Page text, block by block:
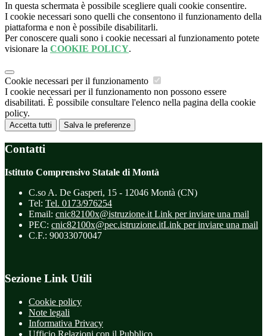
In questa schermata è possibile scegliere quali cookie consentire.
I cookie necessari sono quelli che consentono il funzionamento della
piattaforma e non è possibile disabilitarli.
Per conoscere quali sono i cookie necessari al funzionamento potete
visionare la COOKIE POLICY.
Cookie necessari per il funzionamento
I cookie necessari per il funzionamento non possono essere
disabilitati. È possibile consultare l'elenco nella pagina della cookie
policy.
Accetta tutti Salva le preferenze
Contatti
Istituto Comprensivo Statale di Montà
C.so A. De Gasperi, 15 - 12046 Montà (CN)
Tel: Tel. 0173/976254
Email: cnic82100x@istruzione.it Link per inviare una mail
PEC: cnic82100x@pec.istruzione.itLink per inviare una mail
C.F.: 90033070047
Sezione Link Utili
Cookie policy
Note legali
Informativa Privacy